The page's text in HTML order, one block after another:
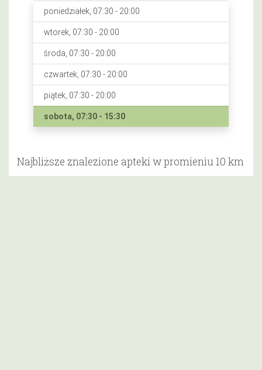
poniedziałek, 07:30 - 20:00
wtorek, 07:30 - 20:00
środa, 07:30 - 20:00
czwartek, 07:30 - 20:00
piątek, 07:30 - 20:00
sobota, 07:30 - 15:30
Najbliższe znalezione apteki w promieniu 10 km